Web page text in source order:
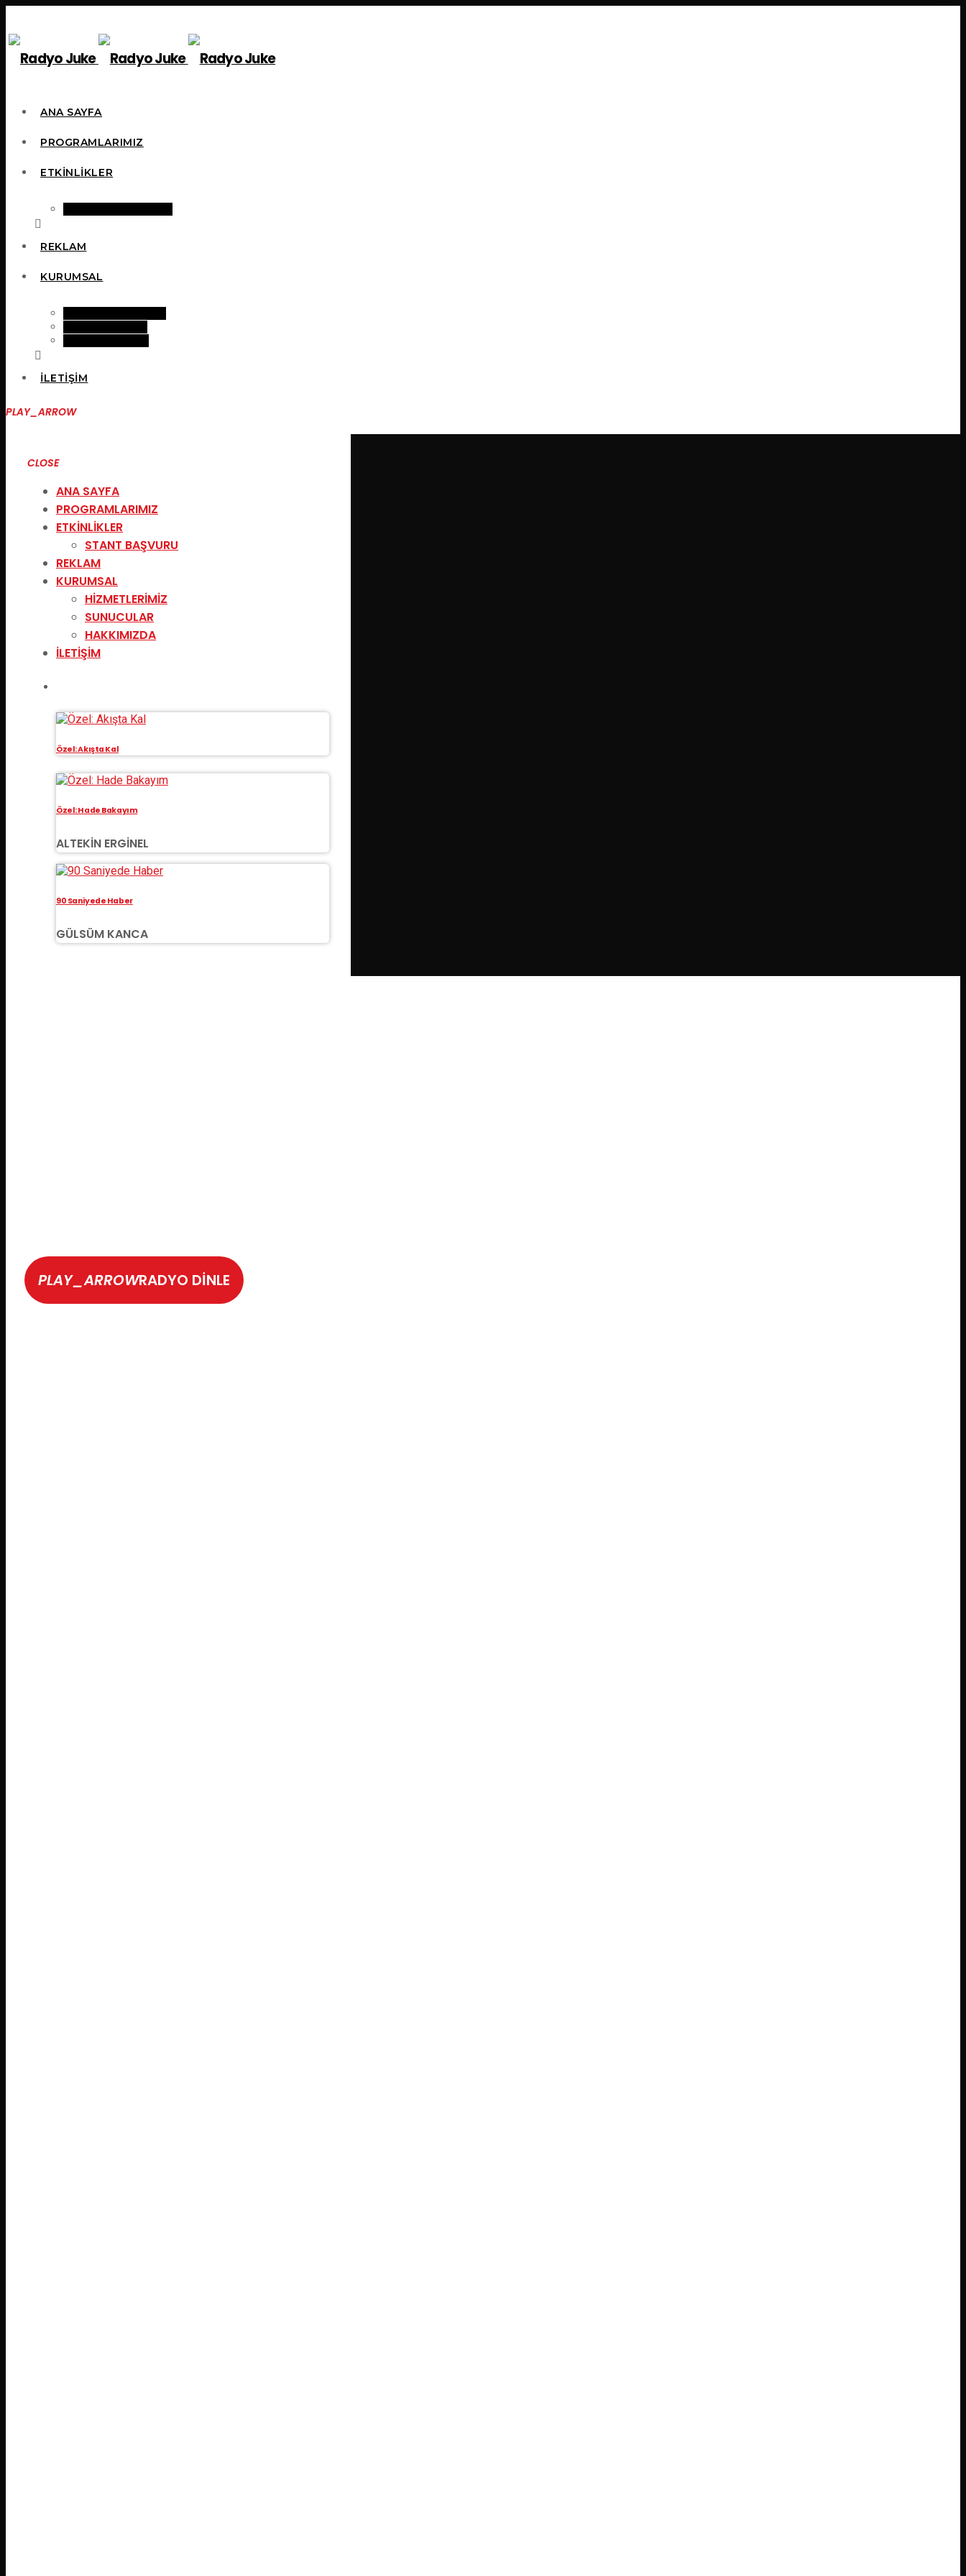
ANA SAYFA
PROGRAMLARIMIZ
ETKINLIKLER
REKLAM
KURUMSAL
İLETIŞIM
PLAY_ARROW
CLOSE
ANA SAYFA
PROGRAMLARIMIZ
ETKINLIKLER
STANT BAŞVURU
REKLAM
KURUMSAL
HIZMETLERIMIZ
SUNUCULAR
HAKKIMIZDA
İLETIŞIM
Özel: Akışta Kal
Özel: Hade Bakayım
ALTEKIN ERGINEL
90 Saniyede Haber
GÜLSÜM KANCA
PLAY_ARROWRADYO DİNLE